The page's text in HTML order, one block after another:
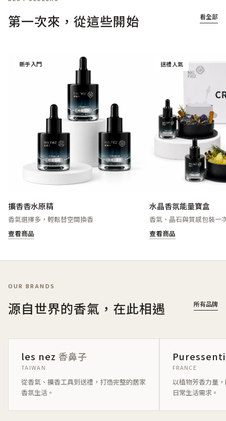
第一次來，從這些開始 看全部
新手入門
擴香香水原精
香氣選擇多，輕鬆替空間換香
查看商品
送禮人氣
水晶香氛能量寶盒
香氣、晶石與質感包裝一
查看商品
OUR BRANDS
源自世界的香氣，在此相遇 所有品牌
les nez 香鼻子
TAIWAN
從香氣、擴香工具到送禮，打造完整的居家
香氛生活。
FRANCE
以植物芳香力量
日常生活需求。